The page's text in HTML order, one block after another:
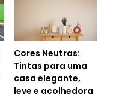
Cores Neutras:
Tintas para uma
casa elegante,
leve e acolhedora